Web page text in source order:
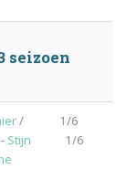
seizoen
/
- Stijn
1/6
1/6